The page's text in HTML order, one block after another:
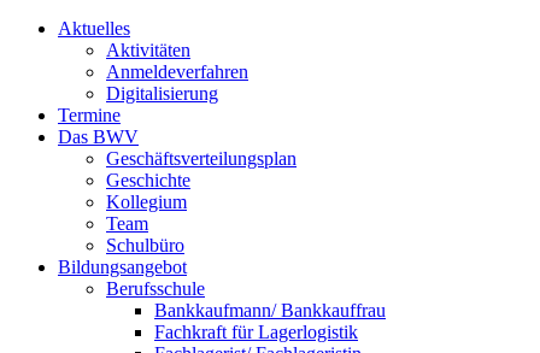
Aktuelles
Aktivitäten
Anmeldeverfahren
Digitalisierung
Termine
Das BWV
Geschäftsverteilungsplan
Geschichte
Kollegium
Team
Schulbüro
Bildungsangebot
Berufsschule
Bankkaufmann/ Bankkauffrau
Fachkraft für Lagerlogistik